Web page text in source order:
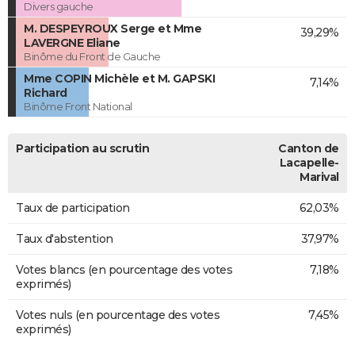
Divers gauche
M. DESPEYROUX Serge et Mme
LAVERGNE Eliane
Binôme du Front de Gauche
39,29%
Mme COPIN Michèle et M. GAPSKI
Richard
Binôme Front National
7,14%
Participation au scrutin
Canton de
Lacapelle-
Marival
Taux de participation 62,03%
Taux d'abstention 37,97%
Votes blancs (en pourcentage des votes
exprimés)
7,18%
Votes nuls (en pourcentage des votes
exprimés)
7,45%